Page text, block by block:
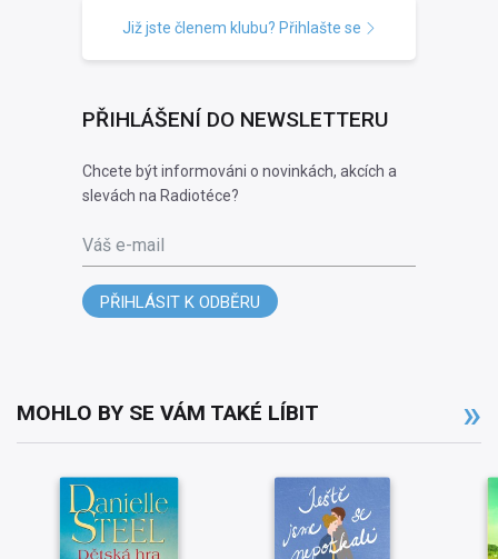
Již jste členem klubu? Přihlašte se
PŘIHLÁŠENÍ DO NEWSLETTERU
Chcete být informováni o novinkách, akcích a
slevách na Radiotéce?
Váš e-mail
PŘIHLÁSIT K ODBĚRU
MOHLO BY SE VÁM TAKÉ LÍBIT